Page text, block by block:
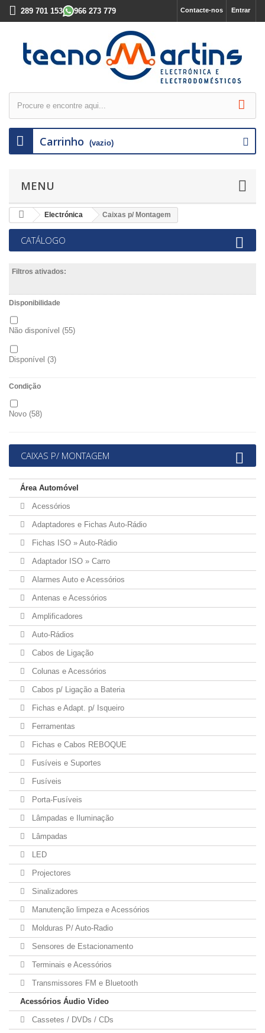
Entrar
Contacte-nos
289 701 153 966 273 779
Carrinho (vazio)
MENU
Electrónica Caixas p/ Montagem
CATÁLOGO
Filtros ativados:
Disponibilidade
Não disponível (55)
Disponível (3)
Condição
Novo (58)
CAIXAS P/ MONTAGEM
Área Automóvel
Acessórios
Adaptadores e Fichas Auto-Rádio
Fichas ISO » Auto-Rádio
Adaptador ISO » Carro
Alarmes Auto e Acessórios
Antenas e Acessórios
Amplificadores
Auto-Rádios
Cabos de Ligação
Colunas e Acessórios
Cabos p/ Ligação a Bateria
Fichas e Adapt. p/ Isqueiro
Ferramentas
Fichas e Cabos REBOQUE
Fusíveis e Suportes
Fusíveis
Porta-Fusíveis
Lâmpadas e Iluminação
Lâmpadas
LED
Projectores
Sinalizadores
Manutenção limpeza e Acessórios
Molduras P/ Auto-Radio
Sensores de Estacionamento
Terminais e Acessórios
Transmissores FM e Bluetooth
Acessórios Áudio Video
Cassetes / DVDs / CDs